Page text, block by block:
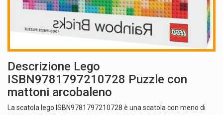
Descrizione Lego
ISBN9781797210728 Puzzle con
mattoni arcobaleno
La scatola lego ISBN9781797210728 è una scatola con meno di